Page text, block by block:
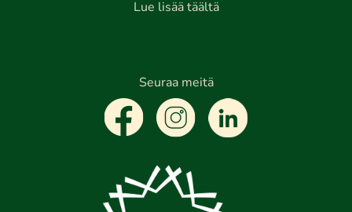
Lue lisää täältä
Seuraa meitä